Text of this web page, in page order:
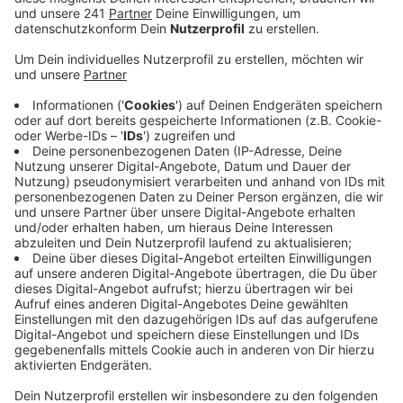
Skatepark, ein Dirtpark und ein Pumptrack
entstanden. Das ist in der Form landesweit
einmalig. 2.200 Quadratmeter ist die reine
Sportfläche groß.
Veröffentlicht:Montag, 07.07.2025 09:45
Anzeige
Bürgermeisterin Larissa Weber rechnet mit einem
schnell wachsenden Bekanntheitsgrad. Die Anlage soll
auch noch mit Flutlicht ausgestattet werden. Die
Nutzung des Parks in Waldbröl-Niederhof ist
öffentlich und kostenlos.
Anzeige